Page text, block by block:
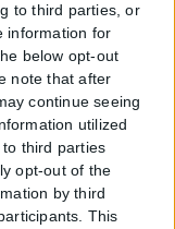
to third parties, or
information for
below opt-out
note that after
continue seeing
utilized
third parties
opt-out of the
by third
This